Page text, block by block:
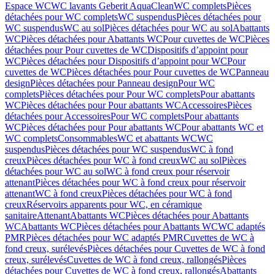
Espace WCWC lavants Geberit AquaCleanWC completsPièces
détachées pour WC completsWC suspendusPièces détachées pour
WC suspendusWC au solPièces détachées pour WC au solAbattants
WCPièces détachées pour Abattants WCPour cuvettes de WCPièces
détachées pour Pour cuvettes de WCDispositifs d’appoint pour
WCPièces détachées pour Dispositifs d’appoint pour WCPour
cuvettes de WCPièces détachées pour Pour cuvettes de WCPanneau
designPièces détachées pour Panneau designPour WC
completsPièces détachées pour Pour WC completsPour abattants
WCPièces détachées pour Pour abattants WCAccessoiresPièces
détachées pour AccessoiresPour WC completsPour abattants
WCPièces détachées pour Pour abattants WCPour abattants WC et
WC completsConsommablesWC et abattants WCWC
suspendusPièces détachées pour WC suspendusWC à fond
creuxPièces détachées pour WC à fond creuxWC au solPièces
détachées pour WC au solWC à fond creux pour réservoir
attenantPièces détachées pour WC à fond creux pour réservoir
attenantWC à fond creuxPièces détachées pour WC à fond
creuxRéservoirs apparents pour WC, en céramique
sanitaireAttenantAbattants WCPièces détachées pour Abattants
WCAbattants WCPièces détachées pour Abattants WCWC adaptés
PMRPièces détachées pour WC adaptés PMRCuvettes de WC à
fond creux, surélevésPièces détachées pour Cuvettes de WC à fond
creux, surélevésCuvettes de WC à fond creux, rallongésPièces
détachées pour Cuvettes de WC à fond creux, rallongésAbattants